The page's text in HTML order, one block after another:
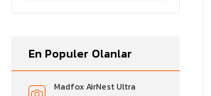
En Populer Olanlar
Madfox AirNest Ultra